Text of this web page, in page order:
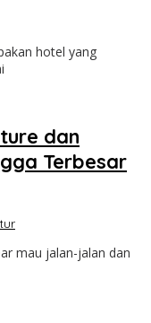
hotel yang
dan
Terbesar
mau jalan-jalan dan